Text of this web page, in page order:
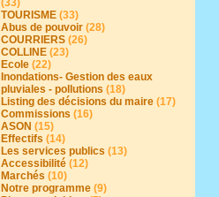
(33)
TOURISME (33)
Abus de pouvoir (28)
COURRIERS (26)
COLLINE (23)
Ecole (22)
Inondations- Gestion des eaux
pluviales - pollutions (18)
Listing des décisions du maire (17)
Commissions (16)
ASON (15)
Effectifs (14)
Les services publics (13)
Accessibilité (12)
Marchés (10)
Notre programme (9)